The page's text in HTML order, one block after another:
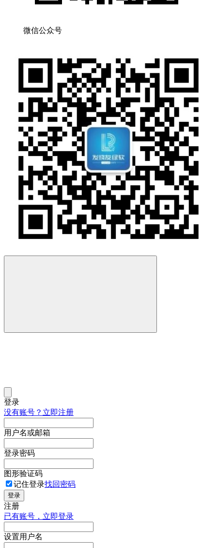
微信公众号
登录
没有账号？立即注册
用户名或邮箱
登录密码
图形验证码
记住登录找回密码
登录
注册
已有账号，立即登录
设置用户名